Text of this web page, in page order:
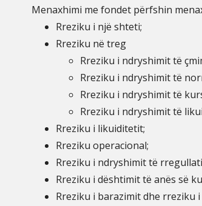
Menaxhimi me fondet përfshin
Rreziku i një shteti;
Rreziku në treg
Rreziku i ndryshimit të
Rreziku i ndryshimit të
Rreziku i ndryshimit të
Rreziku i ndryshimit të
Rreziku i likuiditetit;
Rreziku operacional;
Rreziku i ndryshimit të
Rreziku i dështimit të anës së
Rreziku i barazimit dhe rreziku